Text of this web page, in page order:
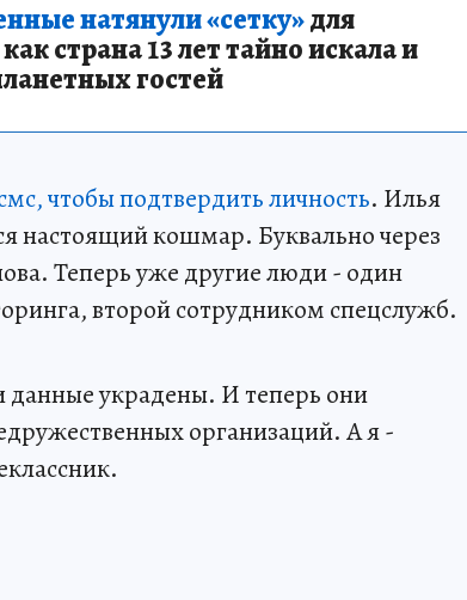
натянули «сетку»для
страна 13 лет тайно искала и
гостей
чтобы подтвердить личность. Илья
настоящий кошмар. Буквально через
Теперь уже другие люди - один
второй сотрудником спецслужб.
данные украдены. И теперь они
организаций. А я -